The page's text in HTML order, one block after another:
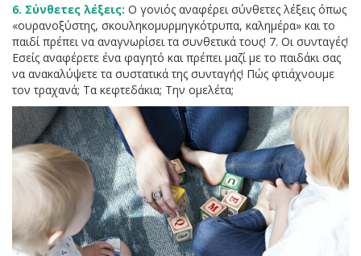
6. Σύνθετες λέξεις: Ο γονιός αναφέρει σύνθετες λέξεις όπως
«ουρανοξύστης, σκουληκομυρμηγκότρυπα, καλημέρα» και το
παιδί πρέπει να αναγνωρίσει τα συνθετικά τους! 7. Οι συνταγές!
Εσείς αναφέρετε ένα φαγητό και πρέπει μαζί με το παιδάκι σας
να ανακαλύψετε τα συστατικά της συνταγής! Πώς φτιάχνουμε
τον τραχανά; Τα κεφτεδάκια; Την ομελέτα;